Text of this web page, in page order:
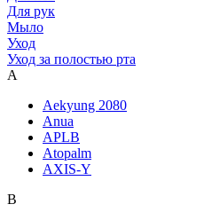
Для рук
Мыло
Уход
Уход за полостью рта
A
Aekyung 2080
Anua
APLB
Atopalm
AXIS-Y
B